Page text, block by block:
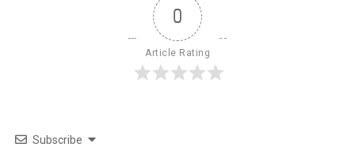
0
Article Rating
Subscribe